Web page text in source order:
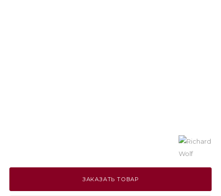
ЗАКАЗАТЬ ТОВАР